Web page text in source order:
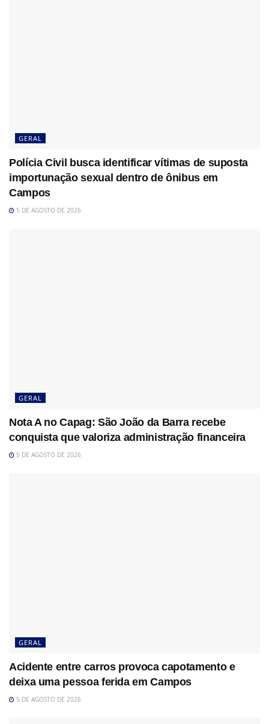
GERAL
Polícia Civil busca identificar vítimas de suposta
importunação sexual dentro de ônibus em
Campos
5 DE AGOSTO DE 2026
GERAL
Nota A no Capag: São João da Barra recebe
conquista que valoriza administração financeira
5 DE AGOSTO DE 2026
GERAL
Acidente entre carros provoca capotamento e
deixa uma pessoa ferida em Campos
5 DE AGOSTO DE 2026